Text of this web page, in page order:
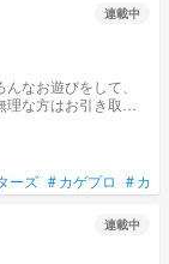
連載中
なお遊びをして、
ーズ #カゲプロ #カ
連載中